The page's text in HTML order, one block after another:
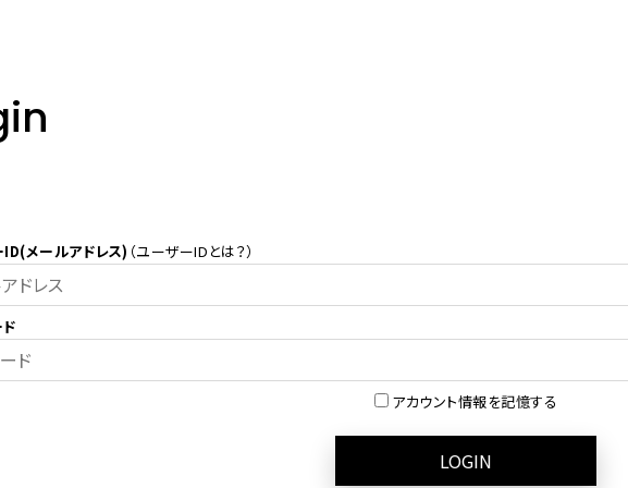
メールアドレス) （ユーザーIDとは？）
アカウント情報を記憶する
LOGIN